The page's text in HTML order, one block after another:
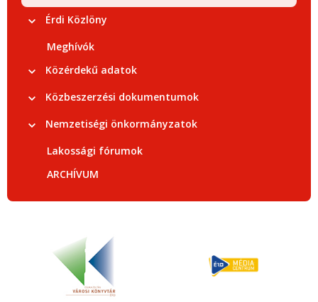
Érdi Közlöny
Meghívók
Közérdekű adatok
Közbeszerzési dokumentumok
Nemzetiségi önkormányzatok
Lakossági fórumok
ARCHÍVUM